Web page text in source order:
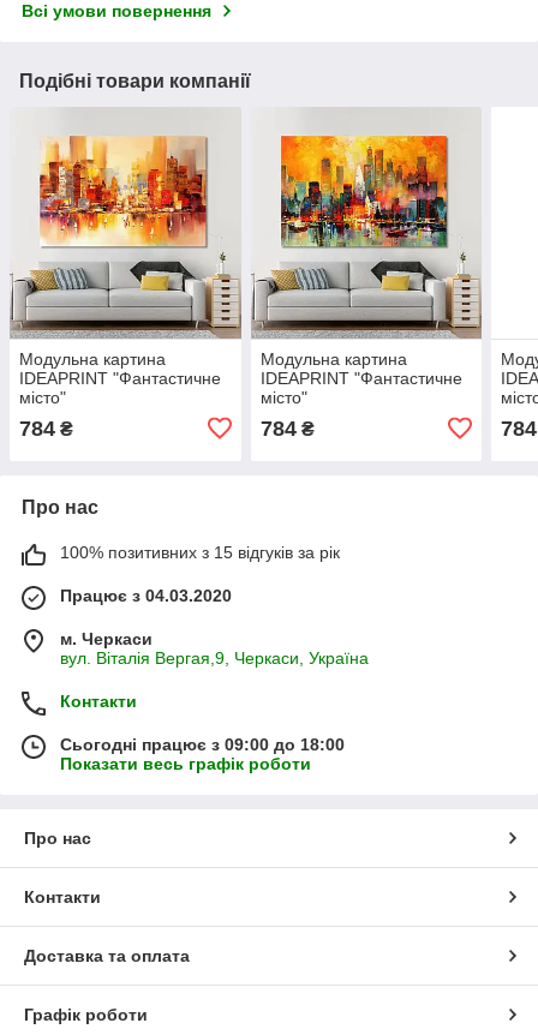
Всі умови повернення
Подібні товари компанії
Модульна картина
IDEAPRINT "Фантастичне
місто"
784 ₴
Модульна картина
IDEAPRINT "Фантастичне
місто"
784₴ 784
Про нас
100% позитивних з 15 відгуків за рік
Працює з 04.03.2020
м. Черкаси
вул. Віталія Вергая,9, Черкаси, Україна
Контакти
Сьогодні працює з 09:00 до 18:00
Показати весь графік роботи
Про нас
Контакти
Доставка та оплата
Графік роботи